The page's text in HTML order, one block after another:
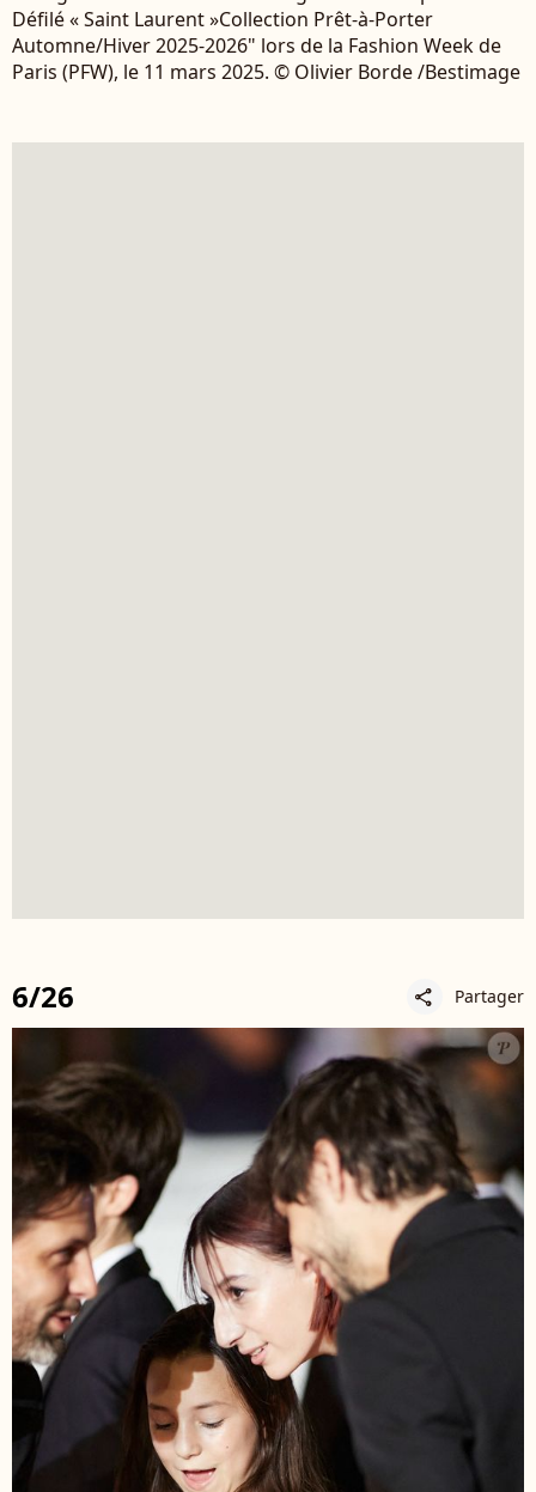
Défilé « Saint Laurent »Collection Prêt-à-Porter
Automne/Hiver 2025-2026" lors de la Fashion Week de
Paris (PFW), le 11 mars 2025. © Olivier Borde /Bestimage
6/26 share Partager